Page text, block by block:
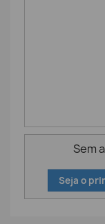
Sem
Seja o